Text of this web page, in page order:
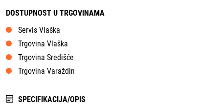
DOSTUPNOST U TRGOVINAMA
Servis Vlaška
Trgovina Vlaška
Trgovina Središće
Trgovina Varaždin
SPECIFIKACIJA/OPIS